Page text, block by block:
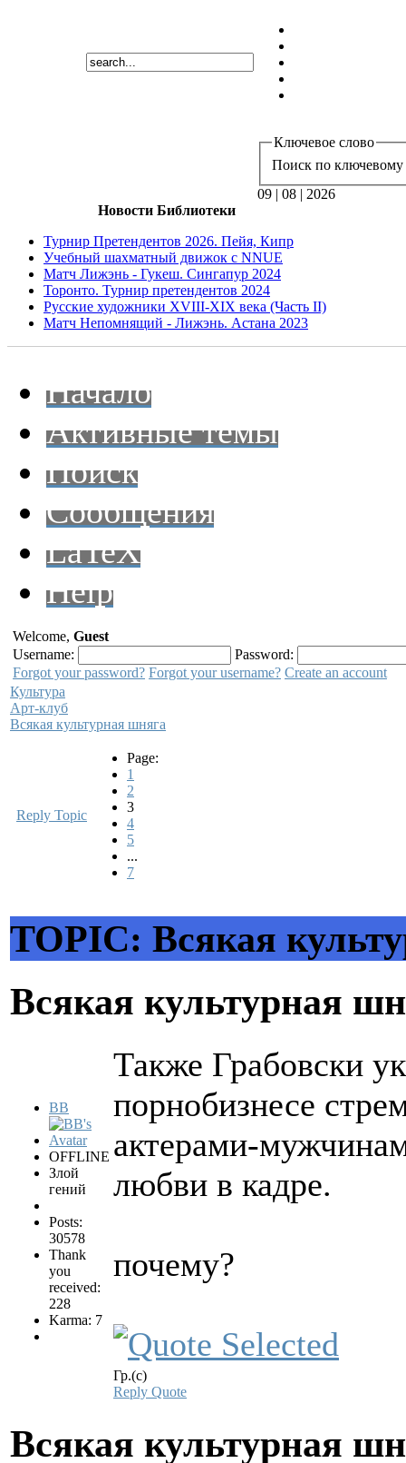
Ключевое слово
Поиск по ключевому
09 | 08 | 2026
Новости Библиотеки
Турнир Претендентов 2026. Пейя, Кипр
Учебный шахматный движок с NNUE
Матч Лижэнь - Гукеш. Сингапур 2024
Торонто. Турнир претендентов 2024
Русские художники XVIII-XIX века (Часть II)
Матч Непомнящий - Лижэнь. Астана 2023
Начало
Активные темы
Поиск
Сообщения
LaTeX
Help
Welcome, Guest
Username:
Password:
Forgot your password? Forgot your username? Create an account
Культура
Арт-клуб
Всякая культурная шняга
Reply Topic
Page:
1
2
3
4
5
...
7
TOPIC: Всякая
Всякая культурная
BB
OFFLINE
Злой
гений
Posts:
30578
Thank
you
received:
228
Karma: 7
Также Грабовски
порнобизнесе
актерами-
любви в кадре.
почему?
Гр.(с)
Reply Quote
Всякая культурная